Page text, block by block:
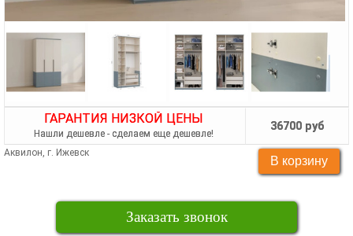
ГАРАНТИЯ НИЗКОЙ ЦЕНЫ
Нашли дешевле - сделаем еще дешевле!
36700 руб
Аквилон, г. Ижевск
Заказать звонок